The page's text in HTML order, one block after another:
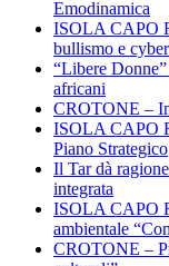
Emodinamica
ISOLA CAPO
bullismo e
“Libere
africani
CROTONE –
ISOLA CAPO
Piano Strategico
Il Tar dà
integrata
ISOLA CAPO
ambientale
CROTONE –